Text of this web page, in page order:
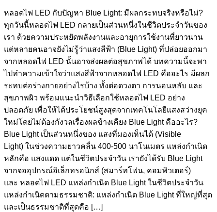
หลอดไฟ LED กับปัญหา Blue Light: มีผลกระทบจริงหรือไม่?
ทุกวันนี้หลอดไฟ LED กลายเป็นส่วนหนึ่งในชีวิตประจำวันของ
เรา ด้วยความประหยัดพลังงานและอายุการใช้งานที่ยาวนาน
แต่หลายคนอาจยังไม่รู้ว่าแสงสีฟ้า (Blue Light) ที่ปล่อยออกมา
จากหลอดไฟ LED นั้นอาจส่งผลต่อสุขภาพได้ บทความนี้จะพา
ไปทำความเข้าใจว่าแสงสีฟ้าจากหลอดไฟ LED คืออะไร มีผลก
ระทบต่อร่างกายอย่างไรบ้าง ทั้งต่อดวงตา การนอนหลับ และ
สุขภาพผิว พร้อมแนะนำวิธีเลือกใช้หลอดไฟ LED อย่าง
ปลอดภัย เพื่อให้ได้ประโยชน์สูงสุดจากเทคโนโลยีแสงสว่างยุค
ใหม่โดยไม่ต้องกังวลเรื่องผลข้างเคียง Blue Light คืออะไร?
Blue Light เป็นส่วนหนึ่งของ แสงที่มองเห็นได้ (Visible
Light) ในช่วงความยาวคลื่น 400-500 นาโนเมตร แหล่งกำเนิด
หลักคือ แสงแดด แต่ในชีวิตประจำวัน เรายังได้รับ Blue Light
จากจออุปกรณ์อิเล็กทรอนิกส์ (สมาร์ทโฟน, คอมพิวเตอร์)
และ หลอดไฟ LED แหล่งกำเนิด Blue Light ในชีวิตประจำวัน
แหล่งกำเนิดตามธรรมชาติ: แหล่งกำเนิด Blue Light ที่ใหญ่ที่สุด
และเป็นธรรมชาติที่สุดคือ […]